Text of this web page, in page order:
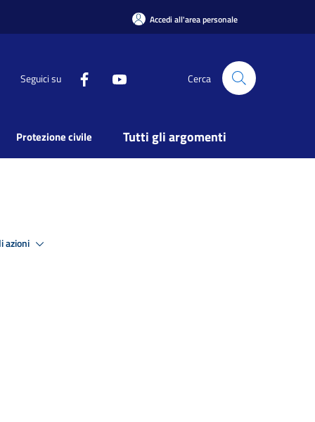
Accedi all'area personale
Seguici su Cerca
Protezione civile Tutti gli argomenti
azioni